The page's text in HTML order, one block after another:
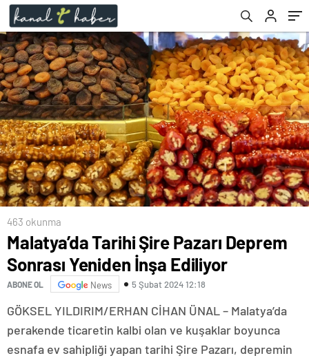
463 okunma
Malatya’da Tarihi Şire Pazarı Deprem
Sonrası Yeniden İnşa Ediliyor
ABONE OL News 5 Şubat 2024 12:18
GÖKSEL YILDIRIM/ERHAN CİHAN ÜNAL – Malatya’da
perakende ticaretin kalbi olan ve kuşaklar boyunca
esnafa ev sahipliği yapan tarihi Şire Pazarı, depremin